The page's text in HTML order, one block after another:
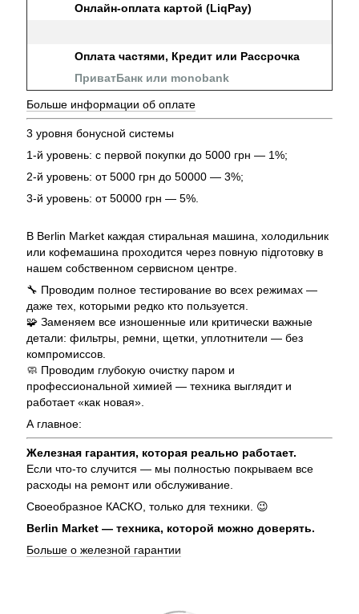
Онлайн-оплата картой (LiqPay)
Оплата частями, Кредит или Рассрочка
ПриватБанк или monobank
Больше информации об оплате
3 уровня бонусной системы
1-й уровень: с первой покупки до 5000 грн — 1%;
2-й уровень: от 5000 грн до 50000 — 3%;
3-й уровень: от 50000 грн — 5%.
В Berlin Market каждая стиральная машина, холодильник
или кофемашина проходится через повную підготовку в
нашем собственном сервисном центре.
🔧 Проводим полное тестирование во всех режимах —
даже тех, которыми редко кто пользуется.
🧩 Заменяем все изношенные или критически важные
детали: фильтры, ремни, щетки, уплотнители — без
компромиссов.
🧼 Проводим глубокую очистку паром и
профессиональной химией — техника выглядит и
работает «как новая».
А главное:
Железная гарантия, которая реально работает.
Если что-то случится — мы полностью покрываем все
расходы на ремонт или обслуживание.
Своеобразное КАСКО, только для техники. 😉
Berlin Market — техника, которой можно доверять.
Больше о железной гарантии